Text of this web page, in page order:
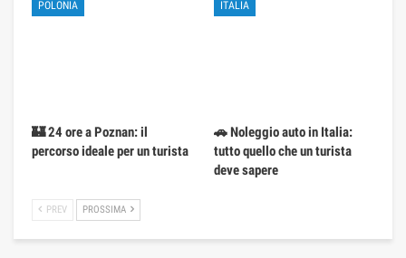
POLONIA
🏰 24 ore a Poznan: il
percorso ideale per un turista
ITALIA
🚗 Noleggio auto in Italia:
tutto quello che un turista
deve sapere
PREV PROSSIMA